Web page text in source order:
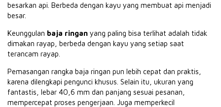
besarkan api. Berbeda dengan kayu yang membuat api menjadi
besar.
Keunggulan baja ringan yang paling bisa terlihat adalah tidak
dimakan rayap, berbeda dengan kayu yang setiap saat
terancam rayap.
Pemasangan rangka baja ringan pun lebih cepat dan praktis,
karena dilengkapi pengunci khusus. Selain itu, ukuran yang
fantastis, lebar 40,6 mm dan panjang sesuai pesanan,
mempercepat proses pengerjaan. Juga memperkecil